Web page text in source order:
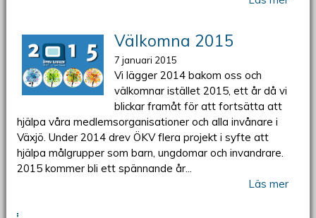
Välkomna 2015
7 januari 2015
Vi lägger 2014 bakom oss och
välkomnar istället 2015, ett år då vi
blickar framåt för att fortsätta att
hjälpa våra medlemsorganisationer och alla invånare i
Växjö. Under 2014 drev ÖKV flera projekt i syfte att
hjälpa målgrupper som barn, ungdomar och invandrare.
2015 kommer bli ett spännande år...
Läs mer